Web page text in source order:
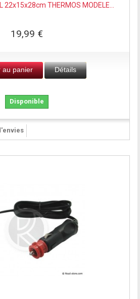
22x15x28cm THERMOS MODELE...
19,99 €
au panier Détails
Disponible